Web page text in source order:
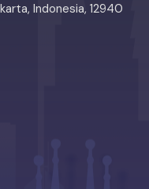
Indonesia, 12940